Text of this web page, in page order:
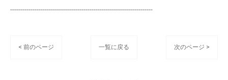
----------------------------------------------------------------------
< 前のページ 一覧に戻る 次のページ >